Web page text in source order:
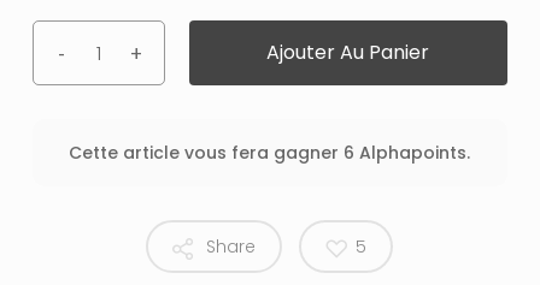
Ajouter Au Panier
Cette article vous fera gagner 6 Alphapoints.
Share 5